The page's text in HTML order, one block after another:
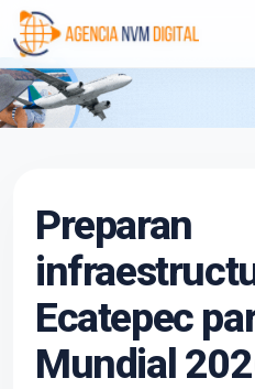
Preparan
Ecatepec
Mundial
Asistente conectado